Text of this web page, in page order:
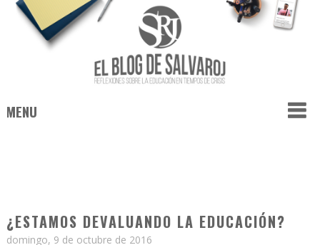
MENU
¿ESTAMOS DEVALUANDO LA EDUCACIÓN?
domingo, 9 de octubre de 2016